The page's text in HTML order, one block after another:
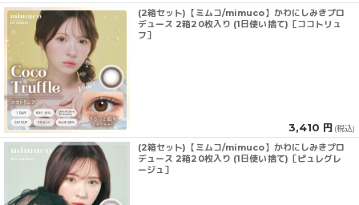
(2箱セット)【ミムコ/mimuco】かわにしみきプロ
デュース 2箱20枚入り (1日使い捨て)［ココトリュ
フ］
3,410 円 (税込)
(2箱セット)【ミムコ/mimuco】かわにしみきプロ
デュース 2箱20枚入り (1日使い捨て)［ピュレグレ
ージュ］